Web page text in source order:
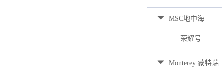
MSC地中海
荣耀号
Monterey 蒙特瑞